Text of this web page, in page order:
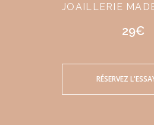
JOAILLERIE
29€
RÉSERVEZ